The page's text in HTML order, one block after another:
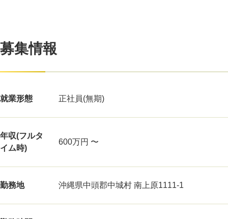
募集情報
就業形態 正社員(無期)
年収(フルタ
イム時)
600万円 〜
勤務地 沖縄県中頭郡中城村 南上原1111-1